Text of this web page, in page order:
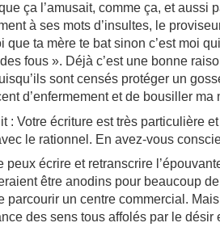
ça l’amusait, comme ça, et aussi
à ses mots d’insultes, le
que ta mère te bat sinon c’est moi
des fous ». Déjà c’est une bonne
sont censés protéger un
d’enfermement et de bousiller ma
: Votre écriture est très particulière
le rationnel. En avez-vous
peux écrire et retranscrire
être anodins pour beaucoup
parcourir un centre commercial.
des sens tous affolés par le désir